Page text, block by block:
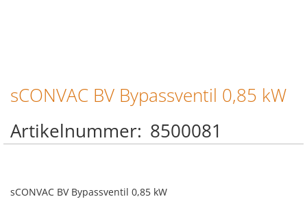
Zum
Anfang
Bildgalerie
springen
sCONVAC BV Bypassventil 0,85 kW
Artikelnummer 8500081
sCONVAC BV Bypassventil 0,85 kW